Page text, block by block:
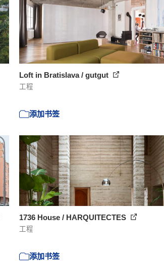
Loft in Bratislava / gutgut
工程
添加书签
1736 House / HARQUITECTES
工程
添加书签